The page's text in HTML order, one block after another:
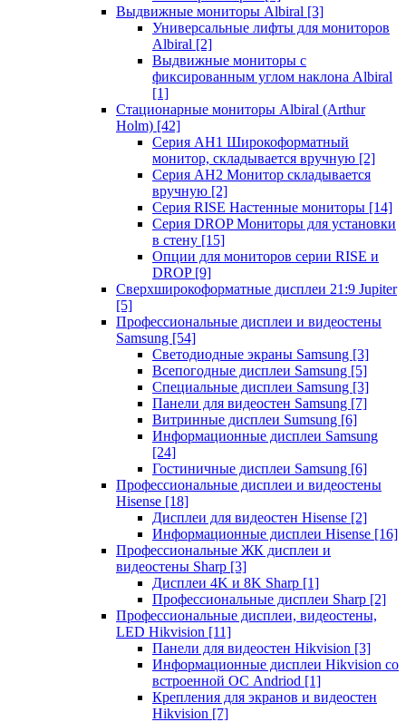
Выдвижные мониторы Albiral [3]
Универсальные лифты для мониторов
Albiral [2]
Выдвижные мониторы с
фиксированным углом наклона Albiral
[1]
Стационарные мониторы Albiral (Arthur
Holm) [42]
Серия AH1 Широкоформатный
монитор, складывается вручную [2]
Серия AH2 Монитор складывается
вручную [2]
Серия RISE Настенные мониторы [14]
Серия DROP Мониторы для установки
в стену [15]
Опции для мониторов серии RISE и
DROP [9]
Сверхширокоформатные дисплеи 21:9 Jupiter
[5]
Профессиональные дисплеи и видеостены
Samsung [54]
Светодиодные экраны Samsung [3]
Всепогодные дисплеи Samsung [5]
Специальные дисплеи Samsung [3]
Панели для видеостен Samsung [7]
Витринные дисплеи Sumsung [6]
Информационные дисплеи Samsung
[24]
Гостиничные дисплеи Samsung [6]
Профессиональные дисплеи и видеостены
Hisense [18]
Дисплеи для видеостен Hisense [2]
Информационные дисплеи Hisense [16]
Профессиональные ЖК дисплеи и
видеостены Sharp [3]
Дисплеи 4K и 8K Sharp [1]
Профессиональные дисплеи Sharp [2]
Профессиональные дисплеи, видеостены,
LED Hikvision [11]
Панели для видеостен Hikvision [3]
Информационные дисплеи Hikvision со
встроенной ОС Andriod [1]
Крепления для экранов и видеостен
Hikvision [7]